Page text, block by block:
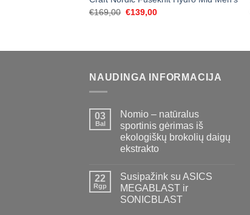
€169,00 Original
€139,00Current
NAUDINGA INFORMACIJA
03
Bal
Nomio – natūralus
sportinis gėrimas iš
ekologiškų brokolių daigų
ekstrakto
22
Rgp
Susipažink su ASICS
MEGABLAST ir
SONICBLAST